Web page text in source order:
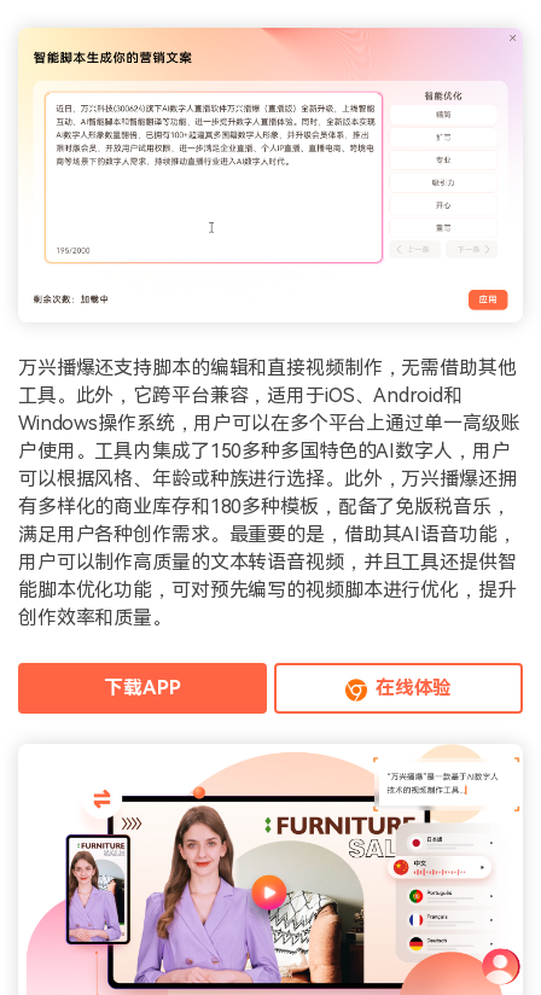
万兴播爆还支持脚本的编辑和直接视频制作，无需借助其他
工具。此外，它跨平台兼容，适用于iOS、Android和
Windows操作系统，用户可以在多个平台上通过单一高级账
户使用。工具内集成了150多种多国特色的AI数字人，用户
可以根据风格、年龄或种族进行选择。此外，万兴播爆还拥
有多样化的商业库存和180多种模板，配备了免版税音乐，
满足用户各种创作需求。最重要的是，借助其AI语音功能，
用户可以制作高质量的文本转语音视频，并且工具还提供智
能脚本优化功能，可对预先编写的视频脚本进行优化，提升
创作效率和质量。
下载APP 在线体验